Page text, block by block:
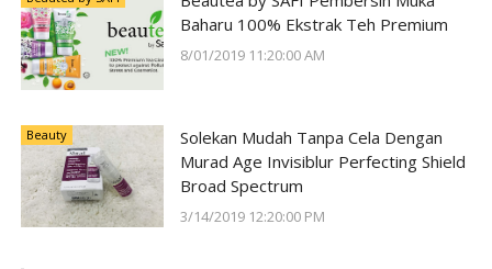
Baharu 100% Ekstrak Teh Premium
8/01/2019 11:20:00 AM
Beauty
Solekan Mudah Tanpa Cela Dengan
Murad Age Invisiblur Perfecting Shield
Broad Spectrum
3/14/2019 12:20:00 PM